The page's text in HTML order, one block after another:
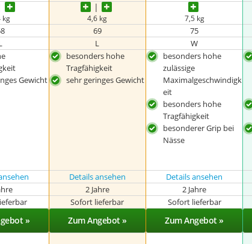
kg 4,6 kg 7,5 kg
69 75
L W
Gewicht
besonders hohe
Tragfähigkeit
sehr geringes Gewicht
besonders hohe
zulässige
Maximalgeschwindigk
eit
besonders hohe
Tragfähigkeit
besonderer Grip bei
Nässe
Details ansehen Details ansehen
2 Jahre 2 Jahre
Sofort lieferbar Sofort lieferbar
» Zum Angebot » Zum Angebot »